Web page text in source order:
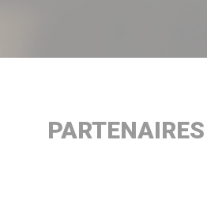
PARTENAIRES